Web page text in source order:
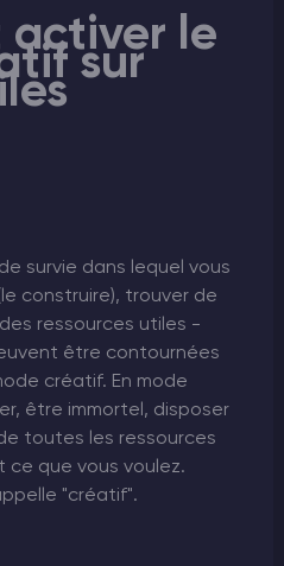
activer le
sur
survie dans lequel vous
construire), trouver de
ressources utiles -
être contournées
créatif. En mode
être immortel, disposer
toutes les ressources
que vous voulez.
"créatif".